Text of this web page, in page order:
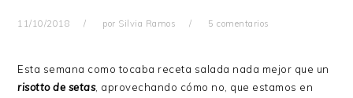
11/10/2018 por Silvia Ramos 5 comentarios
Esta semana como tocaba receta salada nada mejor que un
risotto de setas, aprovechando cómo no, que estamos en